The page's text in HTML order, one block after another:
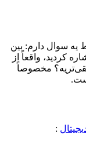
یه سوال دارم: بین
کردید، واقعاً از
مخصوصاً
: